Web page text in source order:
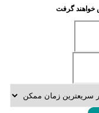
خواهند گرفت